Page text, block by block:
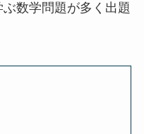
数学問題が多く出題